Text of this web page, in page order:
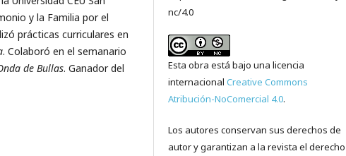
y la Familia por el
prácticas curriculares en
. Colaboró en el semanario
de Bullas. Ganador del
nc/4.0
Esta obra está bajo una licencia
internacionalCreative Commons
Atribución-NoComercial 4.0.
Los autores conservan sus derechos de
autor y garantizan a la revista el derecho